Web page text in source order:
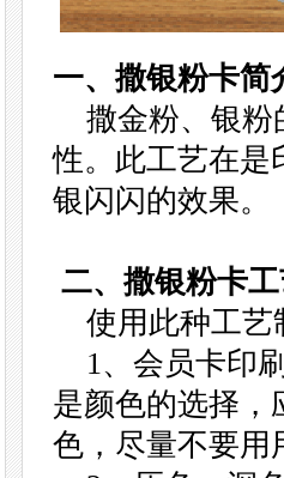
一、撒银粉卡简
撒金粉、银粉
性。此工艺在是
银闪闪的效果。
二、撒银粉卡
使用此种工艺
1、会员卡印
是颜色的选择，
色，尽量不要用